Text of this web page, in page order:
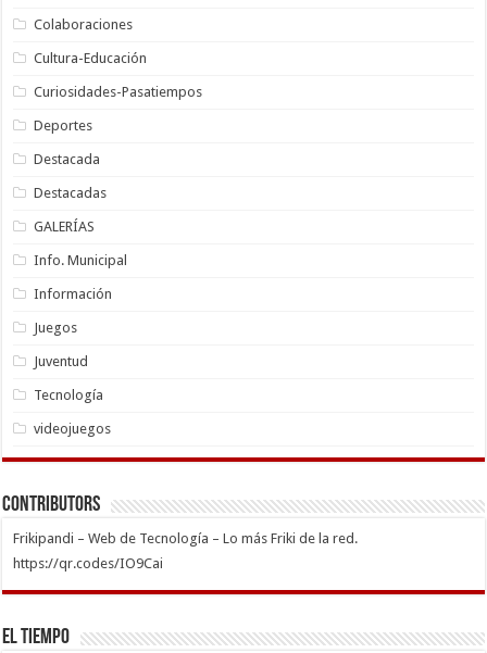
Colaboraciones
Cultura-Educación
Curiosidades-Pasatiempos
Deportes
Destacada
Destacadas
GALERÍAS
Info. Municipal
Información
Juegos
Juventud
Tecnología
videojuegos
Contributors
Frikipandi – Web de Tecnología – Lo más Friki de la red.
https://qr.codes/IO9Cai
El Tiempo